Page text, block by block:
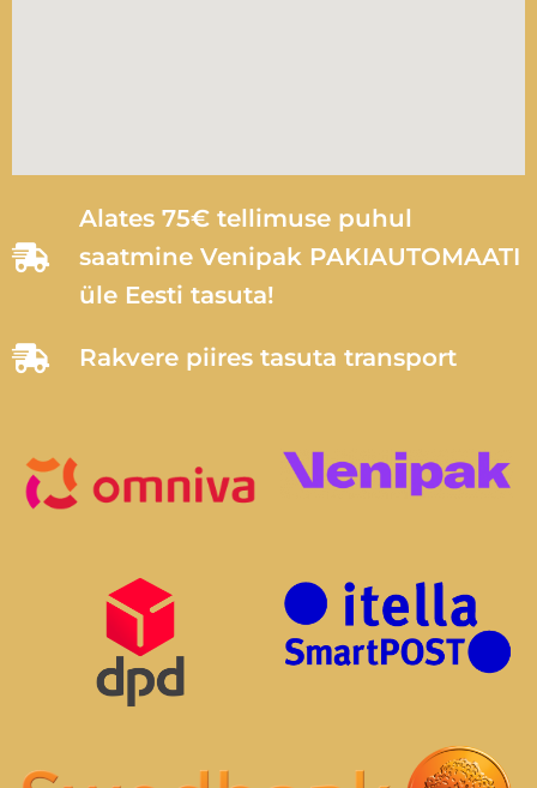
Alates 75€ tellimuse puhul
saatmine Venipak PAKIAUTOMAATI
üle Eesti tasuta!
Rakvere piires tasuta transport